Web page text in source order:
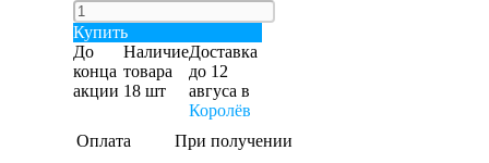
Купить
До
конца
акции
Наличие
товара
18 шт
Доставка
до 12
авгуса в
Королёв
Оплата
При получении